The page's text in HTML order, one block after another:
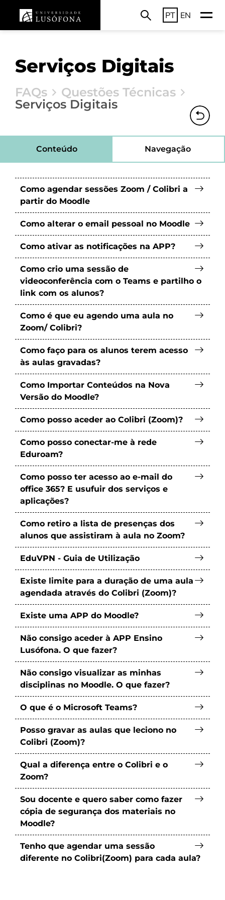
PT EN
Serviços Digitais
FAQs
Questões Técnicas
Serviços Digitais
Conteúdo Navegação
Como agendar sessões Zoom / Colibri a
partir do Moodle
Como alterar o email pessoal no Moodle
Como ativar as notificações na APP?
Como crio uma sessão de
videoconferência com o Teams e partilho o
link com os alunos?
Como é que eu agendo uma aula no
Zoom/ Colibri?
Como faço para os alunos terem acesso
às aulas gravadas?
Como Importar Conteúdos na Nova
Versão do Moodle?
Como posso aceder ao Colibri (Zoom)?
Como posso conectar-me à rede
Eduroam?
Como posso ter acesso ao e-mail do
office 365? E usufuir dos serviços e
aplicações?
Como retiro a lista de presenças dos
alunos que assistiram à aula no Zoom?
EduVPN - Guia de Utilização
Existe limite para a duração de uma aula
agendada através do Colibri (Zoom)?
Existe uma APP do Moodle?
Não consigo aceder à APP Ensino
Lusófona. O que fazer?
Não consigo visualizar as minhas
disciplinas no Moodle. O que fazer?
O que é o Microsoft Teams?
Posso gravar as aulas que leciono no
Colibri (Zoom)?
Qual a diferença entre o Colibri e o
Zoom?
Sou docente e quero saber como fazer
cópia de segurança dos materiais no
Moodle?
Tenho que agendar uma sessão
diferente no Colibri(Zoom) para cada aula?